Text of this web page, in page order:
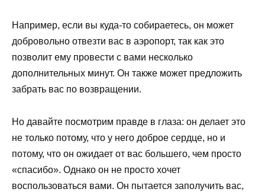
Например, если вы куда-то собираетесь, он может
добровольно отвезти вас в аэропорт, так как это
позволит ему провести с вами несколько
дополнительных минут. Он также может предложить
забрать вас по возвращении.
Но давайте посмотрим правде в глаза: он делает это
не только потому, что у него доброе сердце, но и
потому, что он ожидает от вас большего, чем просто
«спасибо». Однако он не просто хочет
воспользоваться вами. Он пытается заполучить вас,